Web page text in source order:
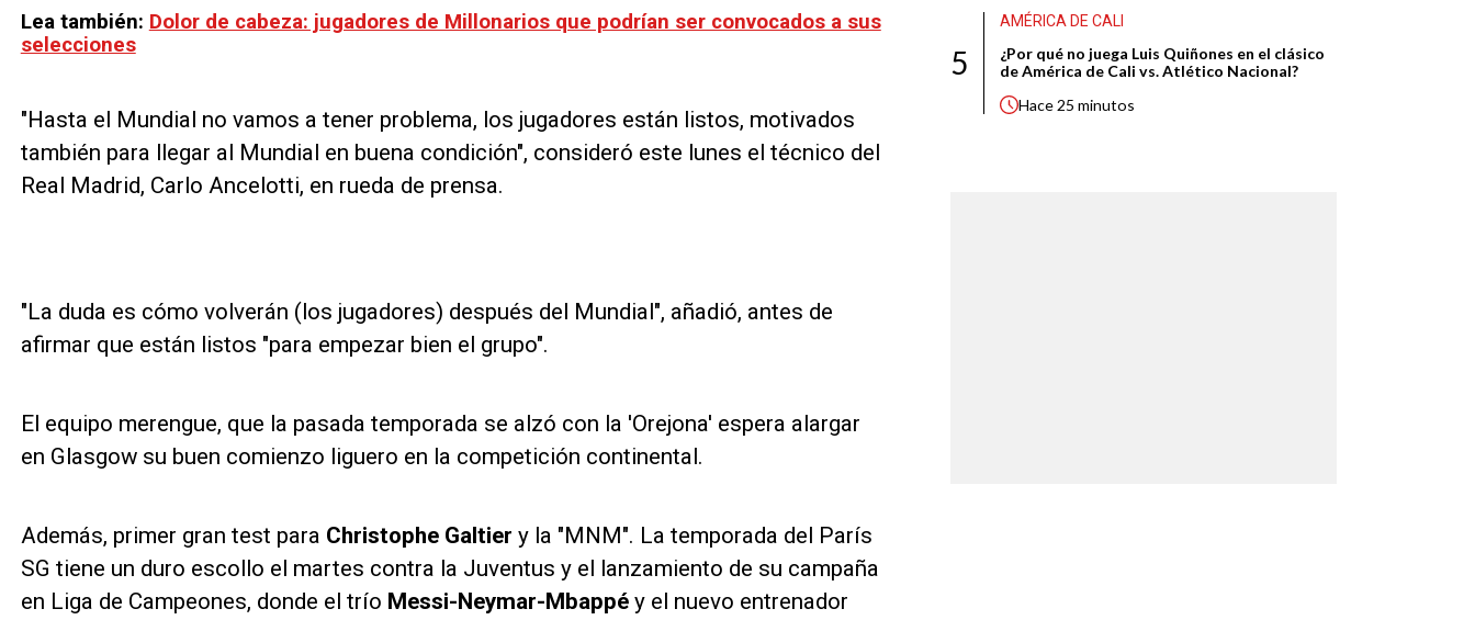
Lea también: Dolor de cabeza: jugadores de Millonarios que podrían ser convocados a sus
selecciones
"Hasta el Mundial no vamos a tener problema, los jugadores están listos, motivados
también para llegar al Mundial en buena condición", consideró este lunes el técnico del
Real Madrid, Carlo Ancelotti, en rueda de prensa.
"La duda es cómo volverán (los jugadores) después del Mundial", añadió, antes de
afirmar que están listos "para empezar bien el grupo".
El equipo merengue, que la pasada temporada se alzó con la 'Orejona' espera alargar
en Glasgow su buen comienzo liguero en la competición continental.
Además, primer gran test para Christophe Galtier y la "MNM". La temporada del París
SG tiene un duro escollo el martes contra la Juventus y el lanzamiento de su campaña
en Liga de Campeones, donde el trío Messi-Neymar-Mbappéy el nuevo entrenador
5
AMÉRICA DE CALI
¿Por qué no juega Luis Quiñones en el clásico
de América de Cali vs. Atlético Nacional?
Hace25 minutos